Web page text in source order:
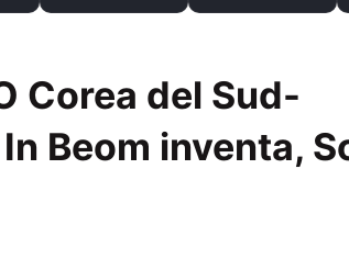
Corea del Sud-
Beom inventa,